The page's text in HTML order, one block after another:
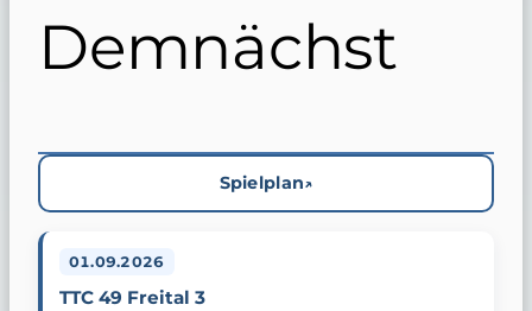
Demnächst
Spielplan
01.09.2026
TTC 49 Freital 3